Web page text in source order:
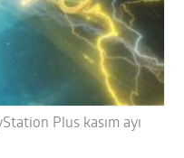
Plus kasım ayı